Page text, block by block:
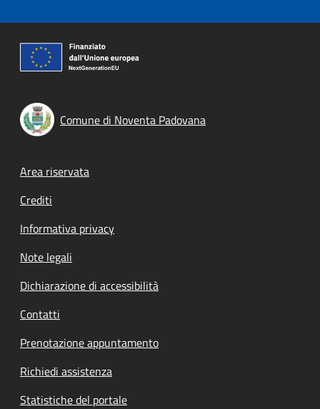
Comune di Noventa Padovana
Footer menu
Area riservata
Crediti
Informativa privacy
Note legali
Dichiarazione di accessibilità
Contatti
Prenotazione appuntamento
Richiedi assistenza
Statistiche del portale